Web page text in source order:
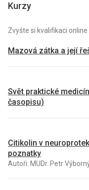
Kurzy
Zvyšte si kvalifikaci
Mazová zátka a její
Svět praktické
časopisu)
Citikolin v
poznatky
Autoři: MUDr. Petr